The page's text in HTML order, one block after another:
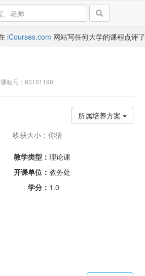
iCourses.com 网站写任何大学的课程点评了
程号：60101190
所属培养方案
收获大小：你猜
教学类型： 理论课
开课单位： 教务处
学分： 1.0